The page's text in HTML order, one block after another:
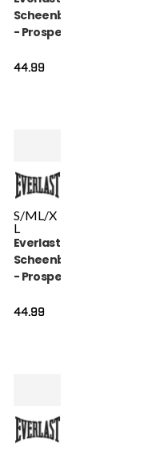
Scheenbeschermer
- Prospect Youth -
44.99
S/ML/X
L
Everlast
Scheenbeschermer
- Prospect Youth -
44.99